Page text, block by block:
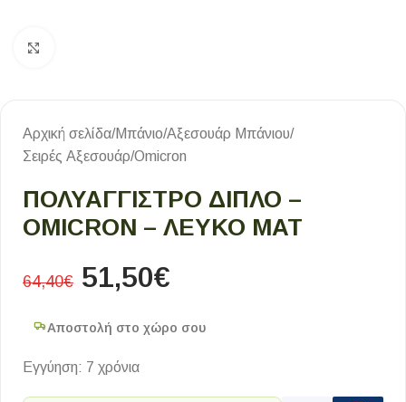
Αρχική σελίδα/Μπάνιο/Αξεσουάρ Μπάνιου/
Σειρές Αξεσουάρ/Omicron
ΠΟΛΥΑΓΓΙΣΤΡΟ ΔΙΠΛΟ –
OMICRON – ΛΕΥΚΟ ΜΑΤ
64,40€ 51,50€
Αποστολή στο χώρο σου
Εγγύηση: 7 χρόνια